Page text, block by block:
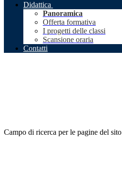
Didattica
Panoramica
Offerta formativa
I progetti delle classi
Scansione oraria
Contatti
Campo di ricerca per le pagine del sito